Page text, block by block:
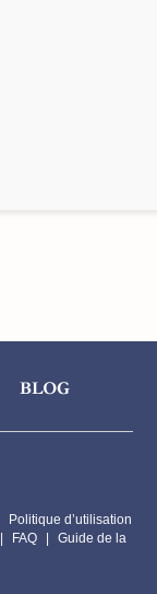
Politique d’utilisation
FAQ
Guide de la